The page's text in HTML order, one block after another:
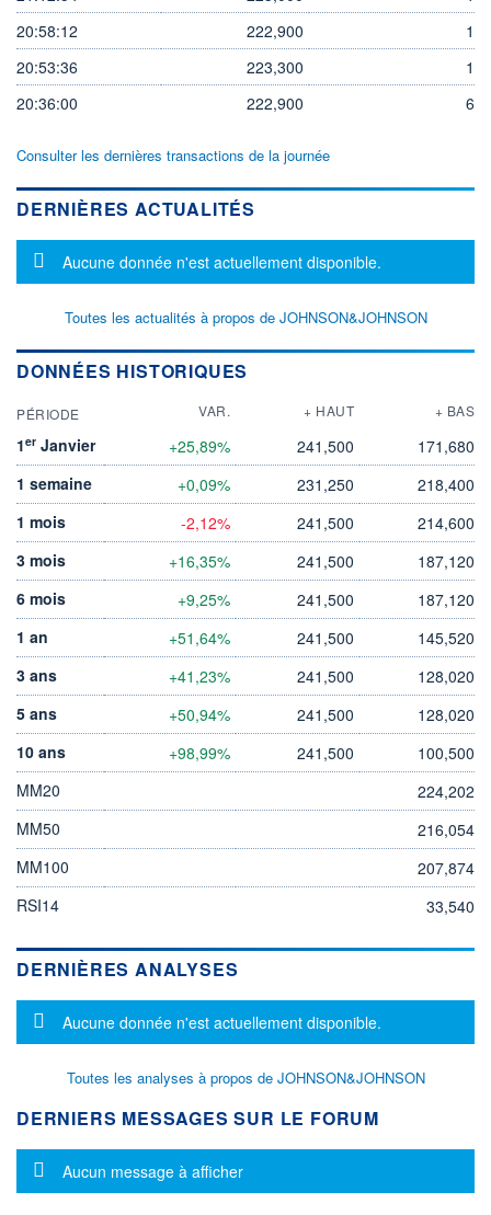
20:58:12
222,900
1
20:53:36
223,300
1
20:36:00
222,900 6
Consulter les dernières transactions de la journée
DERNIÈRES ACTUALITÉS
Message d'information
Aucune donnée n'est actuellement disponible.
Toutes les actualités à propos de JOHNSON&JOHNSON
DONNÉES HISTORIQUES
PÉRIODE VAR. + HAUT + BAS
1er Janvier +25,89% 241,500
171,680
1 semaine
+0,09% 231,250
218,400
1 mois
-2,12% 241,500
214,600
3 mois
+16,35% 241,500
187,120
6 mois
+9,25% 241,500
187,120
1 an
+51,64% 241,500
145,520
3 ans
+41,23% 241,500
128,020
5 ans
+50,94% 241,500
128,020
10 ans
+98,99% 241,500
100,500
MM20
224,202
MM50
216,054
MM100
207,874
RSI14
33,540
DERNIÈRES ANALYSES
Message d'information
Aucune donnée n'est actuellement disponible.
Toutes les analyses à propos de JOHNSON&JOHNSON
DERNIERS MESSAGES SUR LE FORUM
Message d'information
Aucun message à afficher